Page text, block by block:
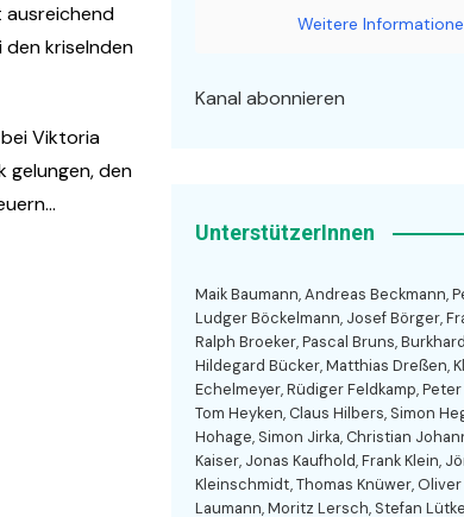
ausreichend
kriselnden
Viktoria
gelungen, den
Weitere
Kanal abonnieren
UnterstützerInnen
Maik Baumann, Andreas Beckmann,
Ludger Böckelmann, Josef Börger,
Ralph Broeker, Pascal Bruns,
Hildegard Bücker, Matthias Dreßen,
Echelmeyer, Rüdiger Feldkamp, Peter
Tom Heyken, Claus Hilbers, Simon
Hohage, Simon Jirka, Christian
Kaiser, Jonas Kaufhold, Frank Klein,
Kleinschmidt, Thomas Knüwer,
Laumann, Moritz Lersch, Stefan